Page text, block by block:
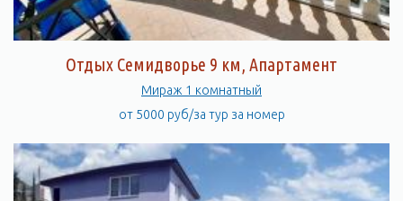
Отдых Семидворье 9 км, Апартамент
Мираж 1 комнатный
от 5000 руб/за тур за номер